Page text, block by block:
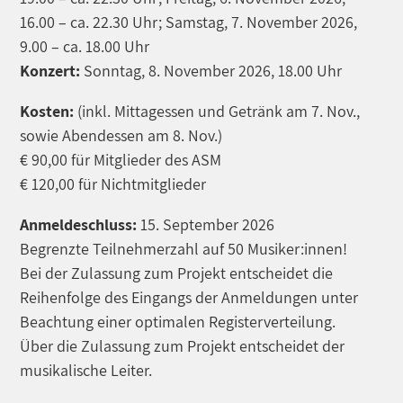
16.00 – ca. 22.30 Uhr; Samstag, 7. November 2026,
9.00 – ca. 18.00 Uhr
Konzert: Sonntag, 8. November 2026, 18.00 Uhr
Kosten: (inkl. Mittagessen und Getränk am 7. Nov.,
sowie Abendessen am 8. Nov.)
€ 90,00 für Mitglieder des ASM
€ 120,00 für Nichtmitglieder
Anmeldeschluss: 15. September 2026
Begrenzte Teilnehmerzahl auf 50 Musiker:innen!
Bei der Zulassung zum Projekt entscheidet die
Reihenfolge des Eingangs der Anmeldungen unter
Beachtung einer optimalen Registerverteilung.
Über die Zulassung zum Projekt entscheidet der
musikalische Leiter.